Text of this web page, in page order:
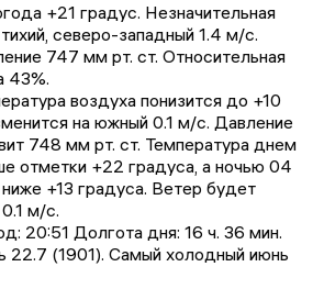
+21 градус. Незначительная
северо-западный 1.4 м/с.
747 мм рт. ст. Относительная
43%.
воздуха понизится до +10
на южный 0.1 м/с. Давление
748 мм рт. ст. Температура днем
отметки +22 градусa, a ночью 04
+13 градусa. Ветер будет
м/с.
20:51 Долгота дня: 16 ч. 36 мин.
22.7 (1901). Самый холодный июнь